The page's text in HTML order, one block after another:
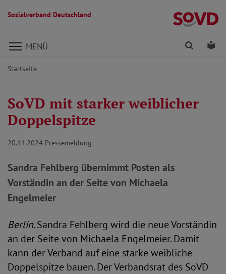
Sozialverband Deutschland
Direkt zu den Inhalten springen
MENÜ Finden
Startseite
SoVD mit starker weiblicher
Doppelspitze
20.11.2024 Pressemeldung
Sandra Fehlberg übernimmt Posten als
Vorständin an der Seite von Michaela
Engelmeier
Berlin.Sandra Fehlberg wird die neue Vorständin
an der Seite von Michaela Engelmeier. Damit
kann der Verband auf eine starke weibliche
Doppelspitze bauen. Der Verbandsrat des SoVD